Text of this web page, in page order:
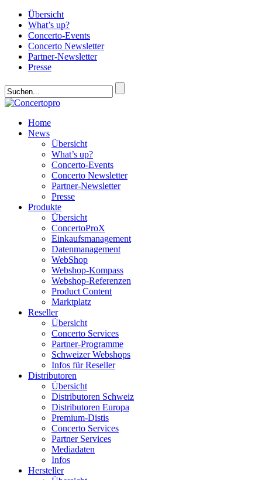
Übersicht
What’s up?
Concerto-Events
Concerto Newsletter
Partner-Newsletter
Presse
Home
News
Übersicht
What’s up?
Concerto-Events
Concerto Newsletter
Partner-Newsletter
Presse
Produkte
Übersicht
ConcertoProX
Einkaufsmanagement
Datenmanagement
WebShop
Webshop-Kompass
Webshop-Referenzen
Product Content
Marktplatz
Reseller
Übersicht
Concerto Services
Partner-Programme
Schweizer Webshops
Infos für Reseller
Distributoren
Übersicht
Distributoren Schweiz
Distributoren Europa
Premium-Distis
Concerto Services
Partner Services
Mediadaten
Infos
Hersteller